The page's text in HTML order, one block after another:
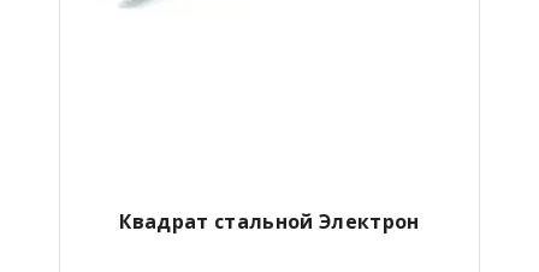
Квадрат стальной Электрон